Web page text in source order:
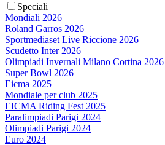
Speciali
Mondiali 2026
Roland Garros 2026
Sportmediaset Live Riccione 2026
Scudetto Inter 2026
Olimpiadi Invernali Milano Cortina 2026
Super Bowl 2026
Eicma 2025
Mondiale per club 2025
EICMA Riding Fest 2025
Paralimpiadi Parigi 2024
Olimpiadi Parigi 2024
Euro 2024